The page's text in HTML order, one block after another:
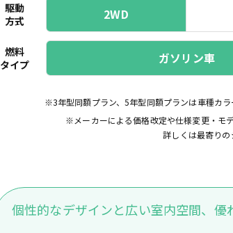
駆動
方式
2WD
燃料
タイプ
ガソリン車
※3年型同額プラン、5年型同額プランは車種カ
※メーカーによる価格改定や仕様変更・モ
詳しくは最寄りの
個性的なデザインと広い室内空間、